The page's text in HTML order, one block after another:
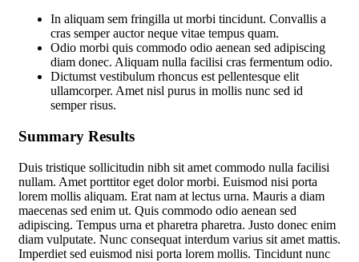
In aliquam sem fringilla ut morbi tincidunt. Convallis a
cras semper auctor neque vitae tempus quam.
Odio morbi quis commodo odio aenean sed adipiscing
diam donec. Aliquam nulla facilisi cras fermentum odio.
Dictumst vestibulum rhoncus est pellentesque elit
ullamcorper. Amet nisl purus in mollis nunc sed id
semper risus.
Summary Results
Duis tristique sollicitudin nibh sit amet commodo nulla facilisi
nullam. Amet porttitor eget dolor morbi. Euismod nisi porta
lorem mollis aliquam. Erat nam at lectus urna. Mauris a diam
maecenas sed enim ut. Quis commodo odio aenean sed
adipiscing. Tempus urna et pharetra pharetra. Justo donec enim
diam vulputate. Nunc consequat interdum varius sit amet mattis.
Imperdiet sed euismod nisi porta lorem mollis. Tincidunt nunc